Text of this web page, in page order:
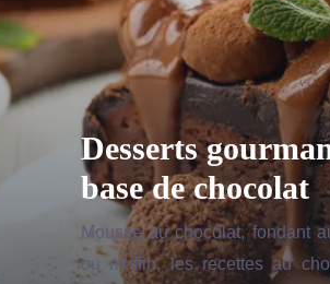
Desserts
base de chocolat
Mousse au chocolat, fondant
ou muffin, les recettes au